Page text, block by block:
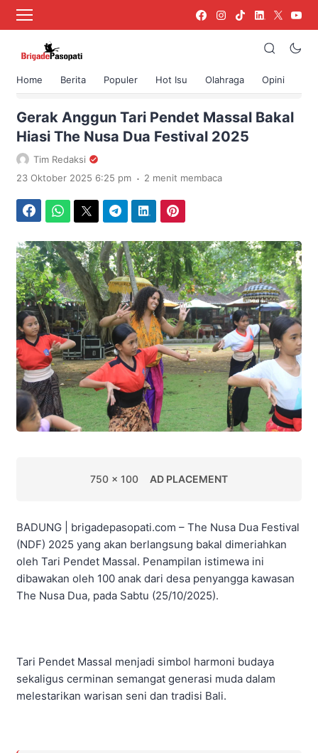
Home Berita Populer Hot Isu Olahraga Opini
›
Gerak Anggun Tari Pendet Massal Bakal
Hiasi The Nusa Dua Festival 2025
Tim Redaksi
23 Oktober 2025 6:25 pm . 2 menit membaca
750 x 100 AD PLACEMENT
BADUNG | brigadepasopati.com – The Nusa Dua Festival
(NDF) 2025 yang akan berlangsung bakal dimeriahkan
oleh Tari Pendet Massal. Penampilan istimewa ini
dibawakan oleh 100 anak dari desa penyangga kawasan
The Nusa Dua, pada Sabtu (25/10/2025).
Tari Pendet Massal menjadi simbol harmoni budaya
sekaligus cerminan semangat generasi muda dalam
melestarikan warisan seni dan tradisi Bali.